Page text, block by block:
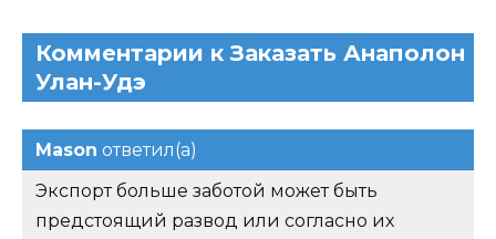
Комментарии к Заказать Анаполон
Улан-Удэ
Mason ответил(а)
Экспорт больше заботой может быть
предстоящий развод или согласно их